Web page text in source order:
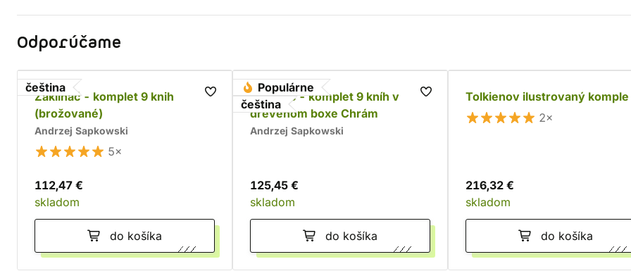
Odporúčame
čeština
Zaklínač - komplet 9 knih
(brožované)
Andrzej Sapkowski
5×
112,47 €
skladom
do košíka
Populárne
čeština
Zaklínač - komplet 9 kníh v
drevenom boxe Chrám
Andrzej Sapkowski
125,45 €
skladom
do košíka
Tolkienov ilustrovaný komplet
2×
216,32 €
skladom
do košíka